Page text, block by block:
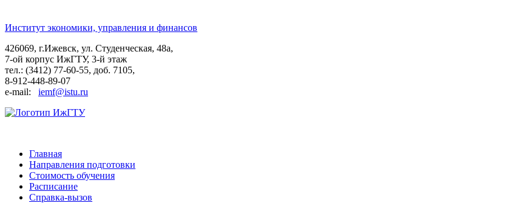
Институт экономики, управления и финансов
426069, г.Ижевск, ул. Студенческая, 48а,
7-ой корпус ИжГТУ, 3-й этаж
тел.: (3412) 77-60-55, доб. 7105,
8-912-448-89-07
e-mail: iemf@istu.ru
Главная
Направления подготовки
Стоимость обучения
Расписание
Справка-вызов